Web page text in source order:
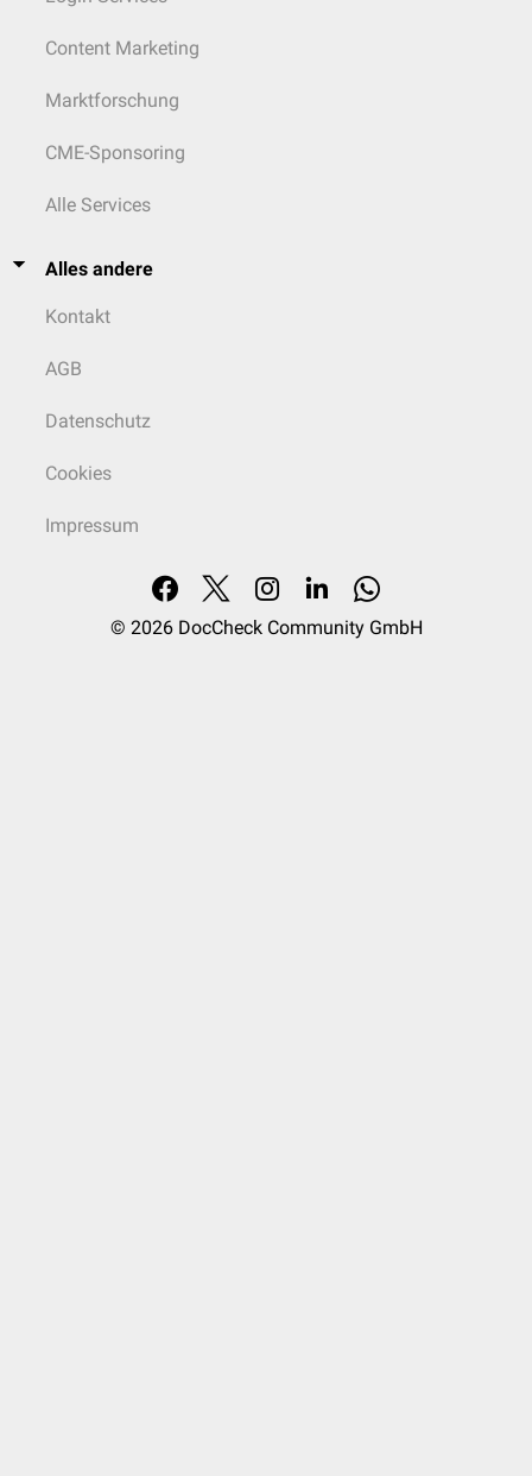
Content Marketing
Marktforschung
CME-Sponsoring
Alle Services
Alles andere
Kontakt
AGB
Datenschutz
Cookies
Impressum
© 2026 DocCheck Community GmbH